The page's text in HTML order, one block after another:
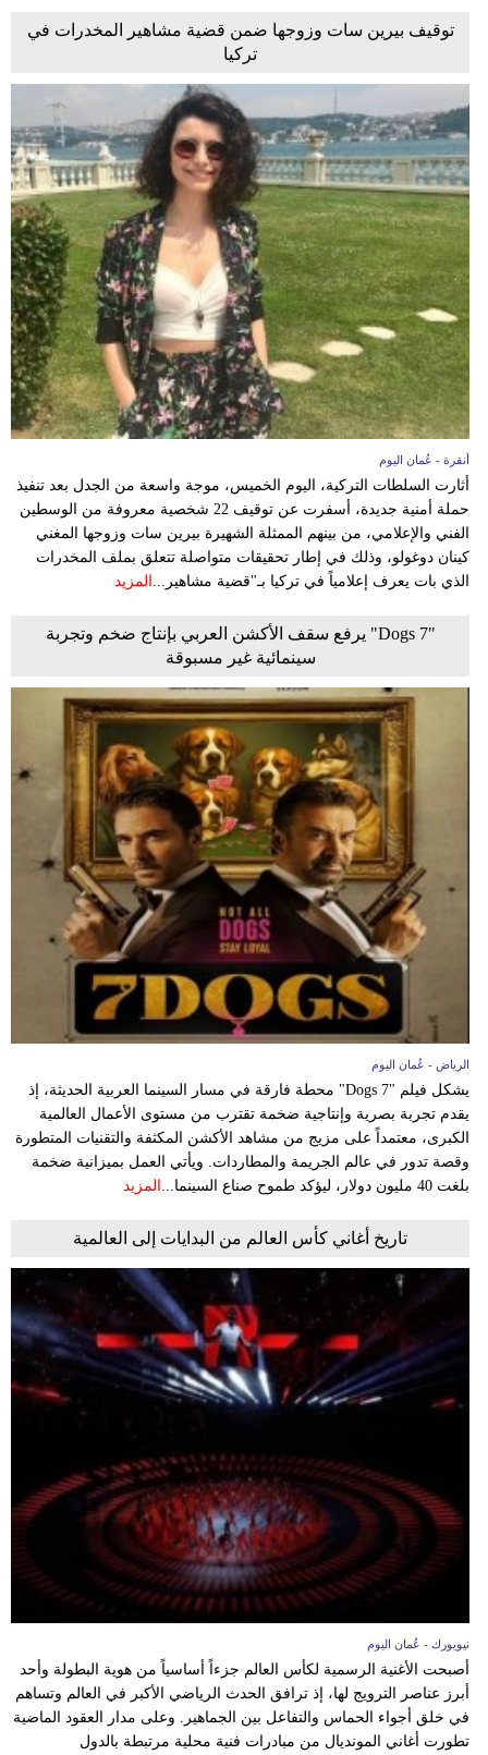
توقيف بيرين سات وزوجها ضمن قضية مشاهير المخدرات في
تركيا
أنقرة - عُمان اليوم
أثارت السلطات التركية، اليوم الخميس، موجة واسعة من الجدل بعد تنفيذ
حملة أمنية جديدة، أسفرت عن توقيف 22 شخصية معروفة من الوسطين
الفني والإعلامي، من بينهم الممثلة الشهيرة بيرين سات وزوجها المغني
كينان دوغولو، وذلك في إطار تحقيقات متواصلة تتعلق بملف المخدرات
الذي بات يعرف إعلامياً في تركيا بـ"قضية مشاهير... المزيد
"7 Dogs" يرفع سقف الأكشن العربي بإنتاج ضخم وتجربة
سينمائية غير مسبوقة
الرياض - عُمان اليوم
يشكل فيلم "7 Dogs" محطة فارقة في مسار السينما العربية الحديثة، إذ
يقدم تجربة بصرية وإنتاجية ضخمة تقترب من مستوى الأعمال العالمية
الكبرى، معتمداً على مزيج من مشاهد الأكشن المكثفة والتقنيات المتطورة
وقصة تدور في عالم الجريمة والمطاردات. ويأتي العمل بميزانية ضخمة
بلغت 40 مليون دولار، ليؤكد طموح صناع السينما...
المزيد
تاريخ أغاني كأس العالم من البدايات إلى العالمية
نيويورك - عُمان اليوم
أصبحت الأغنية الرسمية لكأس العالم جزءاً أساسياً من هوية البطولة وأحد
أبرز عناصر الترويج لها، إذ ترافق الحدث الرياضي الأكبر في العالم وتساهم
في خلق أجواء الحماس والتفاعل بين الجماهير. وعلى مدار العقود الماضية
تطورت أغاني المونديال من مبادرات فنية محلية مرتبطة بالدول